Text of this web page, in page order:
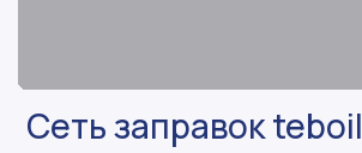
Сеть заправок teboil